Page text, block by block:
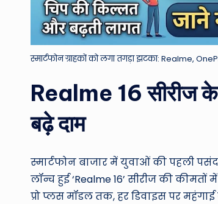
स्मार्टफोन ग्राहकों को लगा तगड़ा झटका: Realme,
Realme 16 सीरीज के
बढ़े दाम
स्मार्टफोन बाजार में युवाओं की पहली
लॉन्च हुई ‘Realme 16’ सीरीज की
प्रो प्लस मॉडल तक, हर डिवाइस पर महंगाई